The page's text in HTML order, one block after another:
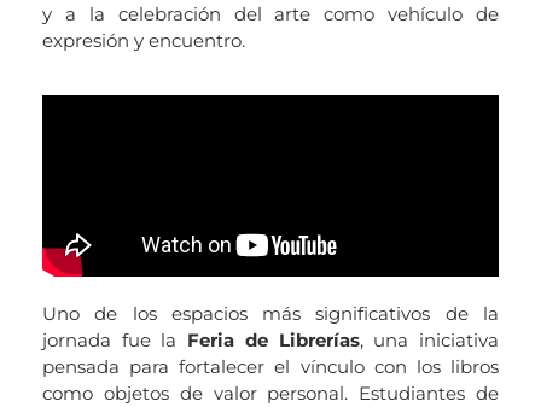
y a la celebración del arte como vehículo de
expresión y encuentro.
Uno de los espacios más significativos de la
jornada fue la Feria de Librerías, una iniciativa
pensada para fortalecer el vínculo con los libros
como objetos de valor personal. Estudiantes de